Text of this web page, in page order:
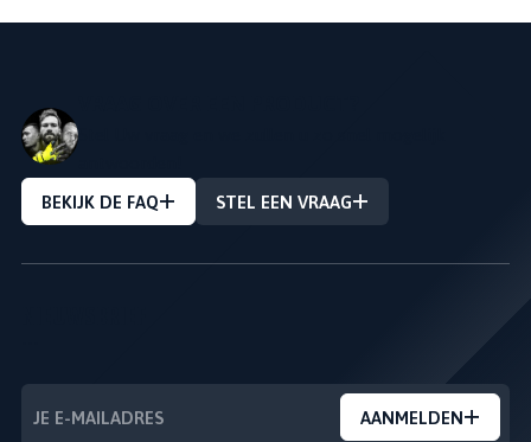
BEKIJK DE FAQ
STEL EEN VRAAG
AANMELDEN